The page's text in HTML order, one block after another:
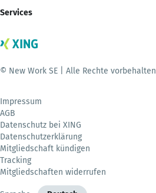
Services
© New Work SE | Alle Rechte vorbehalten
Impressum
AGB
Datenschutz bei XING
Datenschutzerklärung
Mitgliedschaft kündigen
Tracking
Mitgliedschaften widerrufen